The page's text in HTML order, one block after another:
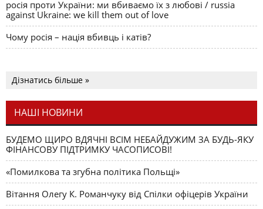
росія проти України: ми вбиваємо їх з любові / russia
against Ukraine: we kill them out of love
Чому росія – нація вбивць і катів?
Дізнатись більше »
НАШІ НОВИНИ
БУДЕМО ЩИРО ВДЯЧНІ ВСІМ НЕБАЙДУЖИМ ЗА БУДЬ-ЯКУ
ФІНАНСОВУ ПІДТРИМКУ ЧАСОПИСОВІ!
«Помилкова та згубна політика Польщі»
Вітання Олегу К. Романчуку від Спілки офіцерів України